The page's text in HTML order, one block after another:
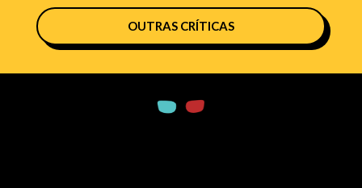
OUTRAS CRÍTICAS